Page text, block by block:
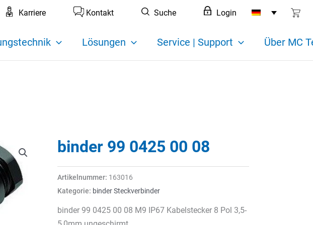
Karriere Kontakt Suche Login
Lösungen Service | Support Über MC
binder 99 0425 00 08
Artikelnummer: 163016
Kategorie: binder Steckverbinder
binder 99 0425 00 08 M9 IP67 Kabelstecker 8 Pol 3,5-